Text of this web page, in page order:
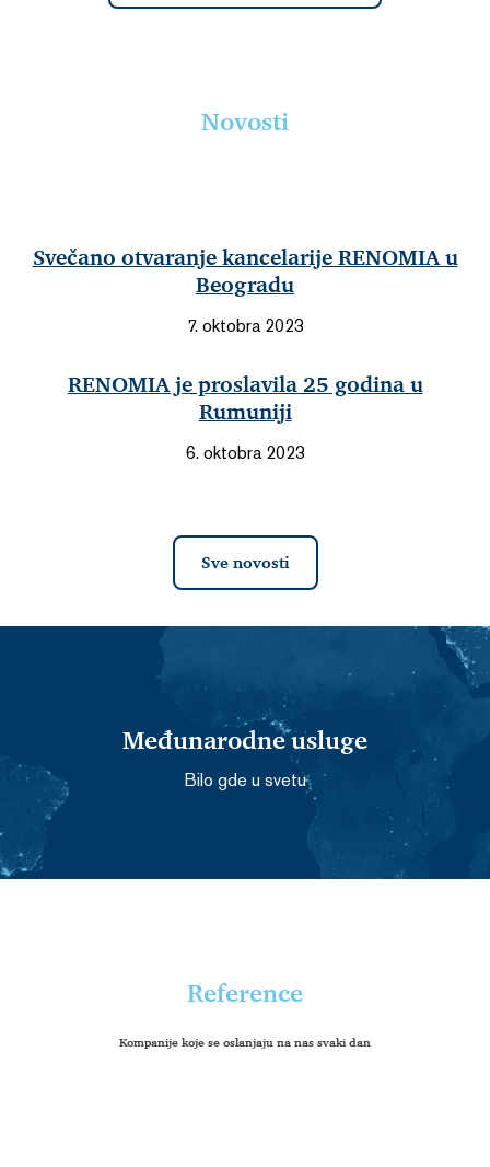
Novosti
Svečano otvaranje kancelarije RENOMIA u
Beogradu
7. oktobra 2023
RENOMIA je proslavila 25 godina u
Rumuniji
6. oktobra 2023
Sve novosti
Međunarodne usluge
Bilo gde u svetu
Reference
Kompanije koje se oslanjaju na nas svaki dan